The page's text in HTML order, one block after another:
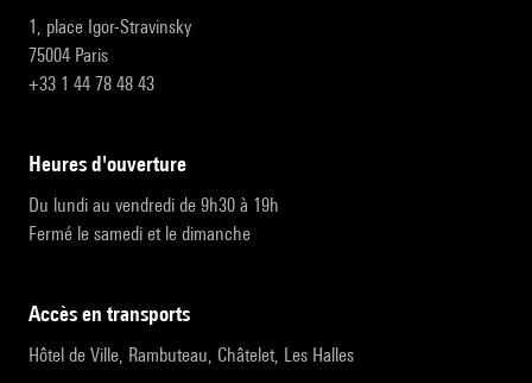
1, place Igor-Stravinsky
75004 Paris
+33 1 44 78 48 43
heures d'ouverture
Du lundi au vendredi de 9h30 à 19h
Fermé le samedi et le dimanche
accès en transports
Hôtel de Ville, Rambuteau, Châtelet, Les Halles